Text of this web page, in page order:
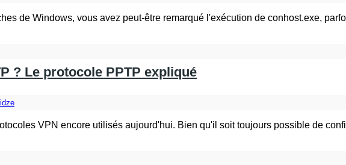
de Windows, vous avez peut-être remarqué l'exécution de conhost.exe,
? Le protocole PPTP expliqué
VPN encore utilisés aujourd'hui. Bien qu'il soit toujours possible de